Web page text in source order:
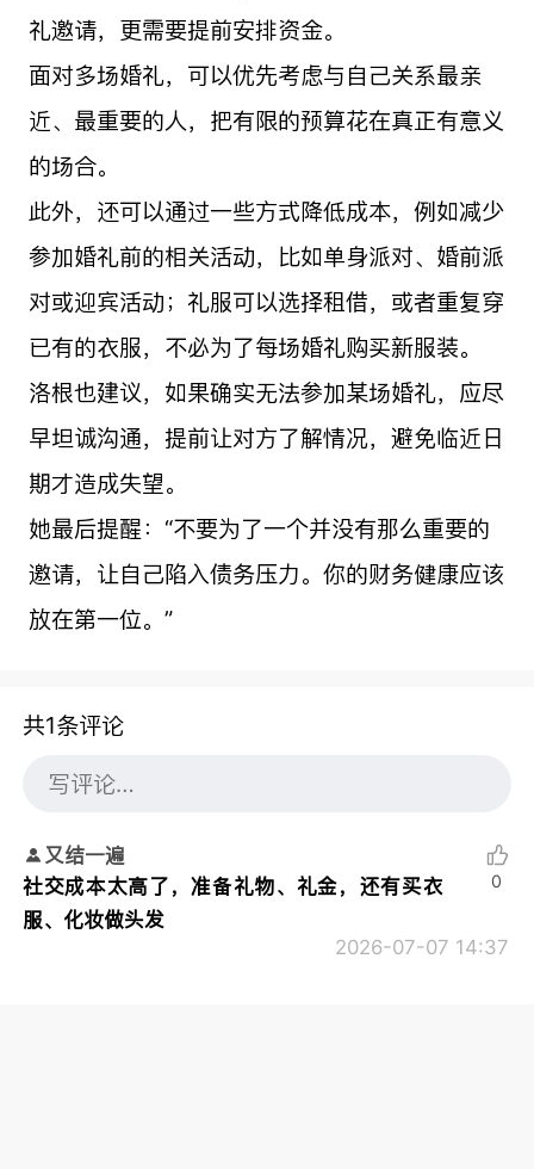
礼邀请，更需要提前安排资金。
面对多场婚礼，可以优先考虑与自己关系最亲
近、最重要的人，把有限的预算花在真正有意义
的场合。
此外，还可以通过一些方式降低成本，例如减少
参加婚礼前的相关活动，比如单身派对、婚前派
对或迎宾活动；礼服可以选择租借，或者重复穿
已有的衣服，不必为了每场婚礼购买新服装。
洛根也建议，如果确实无法参加某场婚礼，应尽
早坦诚沟通，提前让对方了解情况，避免临近日
期才造成失望。
她最后提醒：“不要为了一个并没有那么重要的
邀请，让自己陷入债务压力。你的财务健康应该
放在第一位。”
共1条评论
又结一遍
社交成本太高了，准备礼物、礼金，还有买衣
服、化妆做头发
2026-07-07 14:37
0